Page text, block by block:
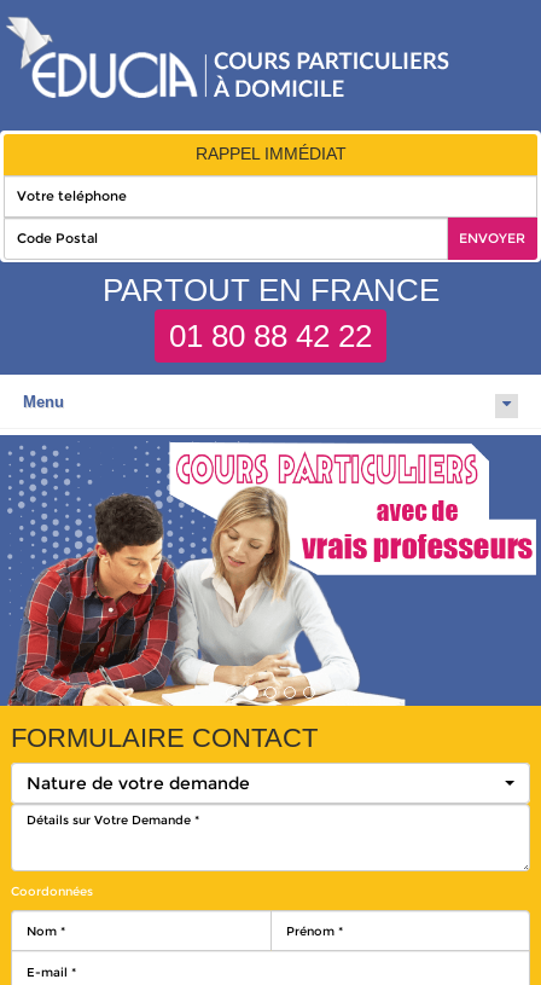
RAPPEL IMMÉDIAT
PARTOUT EN FRANCE
01 80 88 42 22
Menu
FORMULAIRE CONTACT
Nature de votre demande
Coordonnées